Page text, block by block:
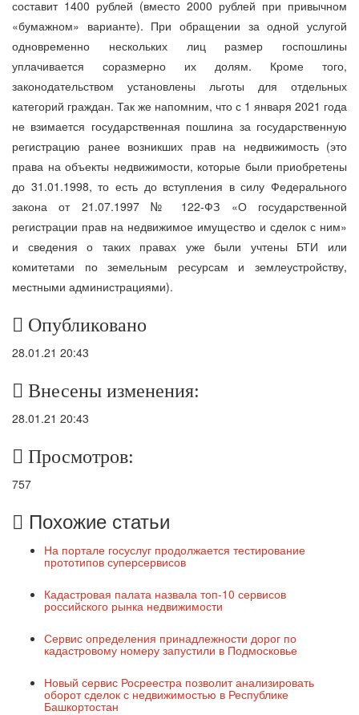
составит 1400 рублей (вместо 2000 рублей при привычном
«бумажном» варианте). При обращении за одной услугой
одновременно нескольких лиц размер госпошлины
уплачивается соразмерно их долям. Кроме того,
законодательством установлены льготы для отдельных
категорий граждан. Так же напомним, что с 1 января 2021 года
не взимается государственная пошлина за государственную
регистрацию ранее возникших прав на недвижимость (это
права на объекты недвижимости, которые были приобретены
до 31.01.1998, то есть до вступления в силу Федерального
закона от 21.07.1997 № 122-ФЗ «О государственной
регистрации прав на недвижимое имущество и сделок с ним»
и сведения о таких правах уже были учтены БТИ или
комитетами по земельным ресурсам и землеустройству,
местными администрациями).
Опубликовано
28.01.21 20:43
Внесены изменения:
28.01.21 20:43
Просмотров:
757
Похожие статьи
На портале госуслуг продолжается тестирование
прототипов суперсервисов
Кадастровая палата назвала топ-10 сервисов
российского рынка недвижимости
Сервис определения принадлежности дорог по
кадастровому номеру запустили в Подмосковье
Новый сервис Росреестра позволит анализировать
оборот сделок с недвижимостью в Республике
Башкортостан